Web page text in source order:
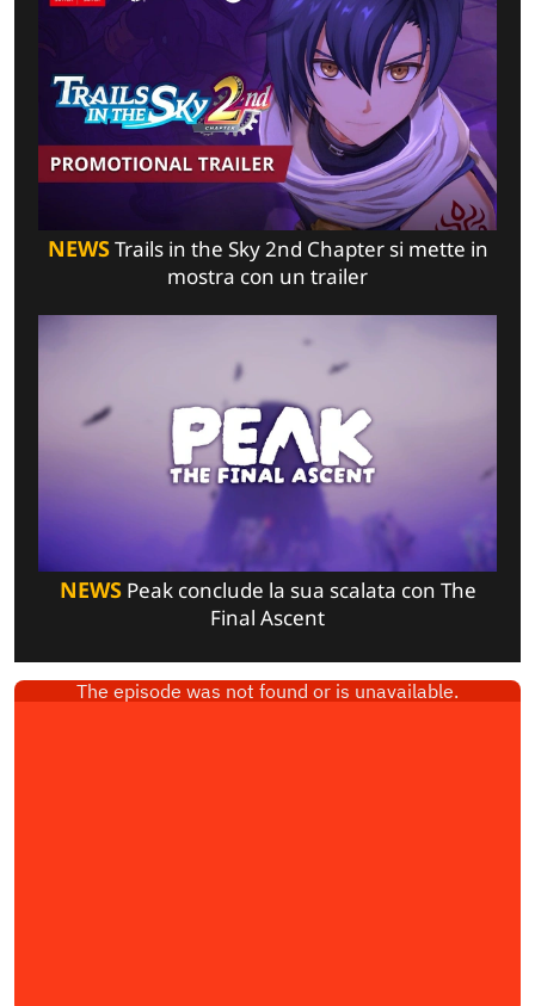
NEWSTrails in the Sky 2nd Chapter si mette in
mostra con un trailer
NEWSPeak conclude la sua scalata con The
Final Ascent